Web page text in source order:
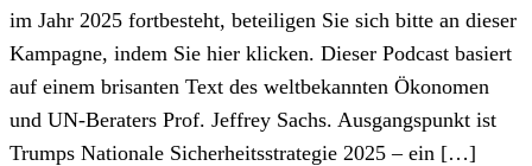
im Jahr 2025 fortbesteht, beteiligen Sie sich bitte an dieser
Kampagne, indem Sie hier klicken. Dieser Podcast basiert
auf einem brisanten Text des weltbekannten Ökonomen
und UN-Beraters Prof. Jeffrey Sachs. Ausgangspunkt ist
Trumps Nationale Sicherheitsstrategie 2025 – ein […]